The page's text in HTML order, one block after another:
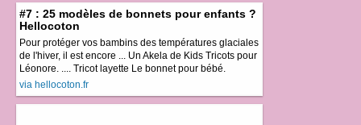
#7 : 25 modèles de bonnets pour enfants ?
Hellocoton
Pour protéger vos bambins des températures glaciales
de l'hiver, il est encore ... Un Akela de Kids Tricots pour
Léonore. .... Tricot layette Le bonnet pour bébé.
via hellocoton.fr